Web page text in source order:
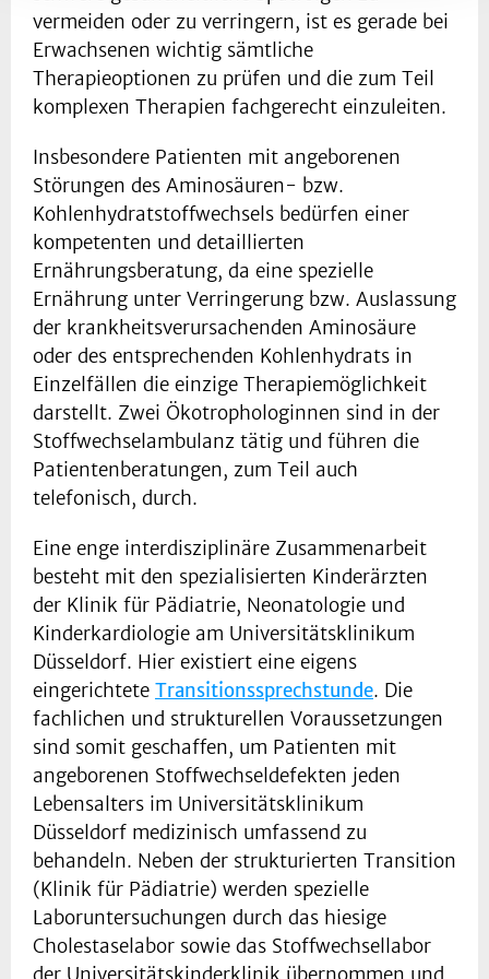
vermeiden oder zu verringern, ist es gerade bei
Erwachsenen wichtig sämtliche
Therapieoptionen zu prüfen und die zum Teil
komplexen Therapien fachgerecht einzuleiten.
Insbesondere Patienten mit angeborenen
Störungen des Aminosäuren- bzw.
Kohlenhydratstoffwechsels bedürfen einer
kompetenten und detaillierten
Ernährungsberatung, da eine spezielle
Ernährung unter Verringerung bzw. Auslassung
der krankheitsverursachenden Aminosäure
oder des entsprechenden Kohlenhydrats in
Einzelfällen die einzige Therapiemöglichkeit
darstellt. Zwei Ökotrophologinnen sind in der
Stoffwechselambulanz tätig und führen die
Patientenberatungen, zum Teil auch
telefonisch, durch.
Eine enge interdisziplinäre Zusammenarbeit
besteht mit den spezialisierten Kinderärzten
der Klinik für Pädiatrie, Neonatologie und
Kinderkardiologie am Universitätsklinikum
Düsseldorf. Hier existiert eine eigens
eingerichtete Transitionssprechstunde. Die
fachlichen und strukturellen Voraussetzungen
sind somit geschaffen, um Patienten mit
angeborenen Stoffwechseldefekten jeden
Lebensalters im Universitätsklinikum
Düsseldorf medizinisch umfassend zu
behandeln. Neben der strukturierten Transition
(Klinik für Pädiatrie) werden spezielle
Laboruntersuchungen durch das hiesige
Cholestaselabor sowie das Stoffwechsellabor